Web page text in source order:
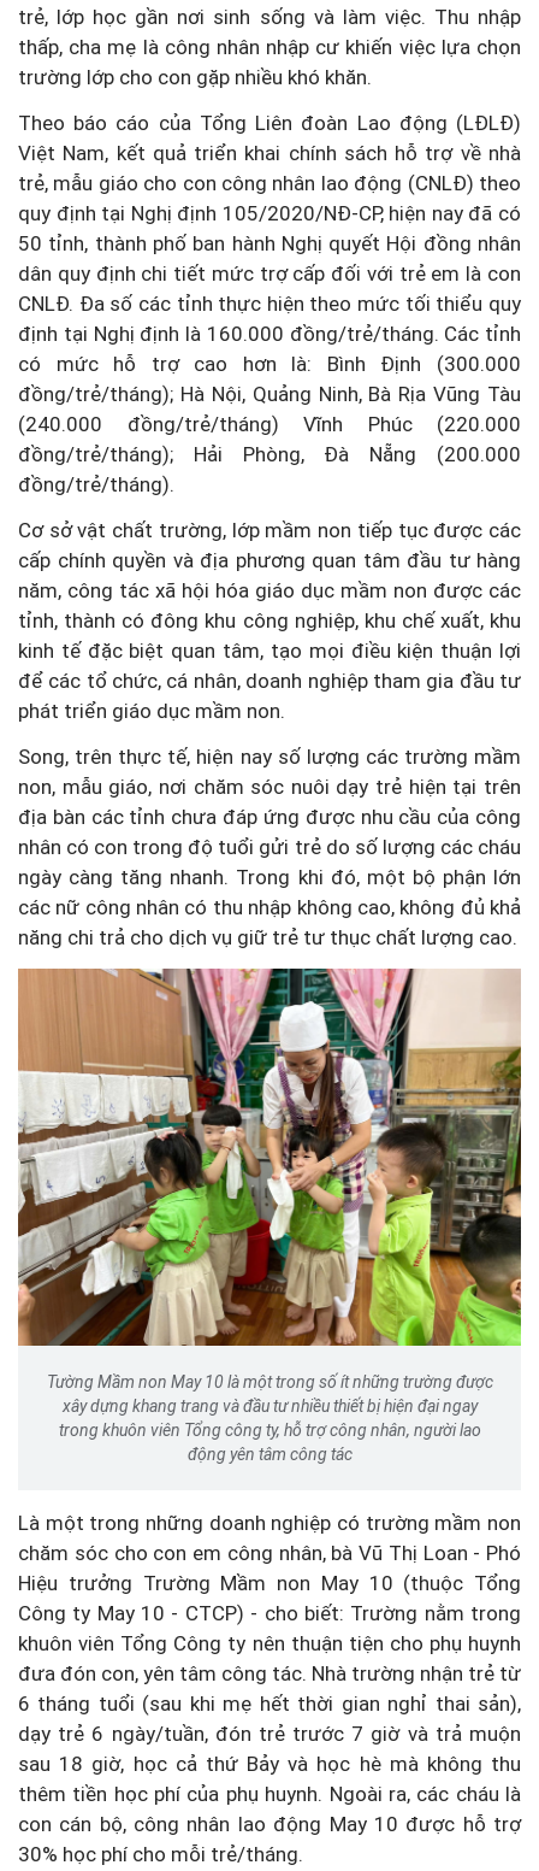
trẻ, lớp học gần nơi sinh sống và làm việc. Thu nhập
thấp, cha mẹ là công nhân nhập cư khiến việc lựa chọn
trường lớp cho con gặp nhiều khó khăn.
Theo báo cáo của Tổng Liên đoàn Lao động (LĐLĐ)
Việt Nam, kết quả triển khai chính sách hỗ trợ về nhà
trẻ, mẫu giáo cho con công nhân lao động (CNLĐ) theo
quy định tại Nghị định 105/2020/NĐ-CP, hiện nay đã có
50 tỉnh, thành phố ban hành Nghị quyết Hội đồng nhân
dân quy định chi tiết mức trợ cấp đối với trẻ em là con
CNLĐ. Đa số các tỉnh thực hiện theo mức tối thiểu quy
định tại Nghị định là 160.000 đồng/trẻ/tháng. Các tỉnh
có mức hỗ trợ cao hơn là: Bình Định (300.000
đồng/trẻ/tháng); Hà Nội, Quảng Ninh, Bà Rịa Vũng Tàu
(240.000 đồng/trẻ/tháng) Vĩnh Phúc (220.000
đồng/trẻ/tháng); Hải Phòng, Đà Nẵng (200.000
đồng/trẻ/tháng).
Cơ sở vật chất trường, lớp mầm non tiếp tục được các
cấp chính quyền và địa phương quan tâm đầu tư hàng
năm, công tác xã hội hóa giáo dục mầm non được các
tỉnh, thành có đông khu công nghiệp, khu chế xuất, khu
kinh tế đặc biệt quan tâm, tạo mọi điều kiện thuận lợi
để các tổ chức, cá nhân, doanh nghiệp tham gia đầu tư
phát triển giáo dục mầm non.
Song, trên thực tế, hiện nay số lượng các trường mầm
non, mẫu giáo, nơi chăm sóc nuôi dạy trẻ hiện tại trên
địa bàn các tỉnh chưa đáp ứng được nhu cầu của công
nhân có con trong độ tuổi gửi trẻ do số lượng các cháu
ngày càng tăng nhanh. Trong khi đó, một bộ phận lớn
các nữ công nhân có thu nhập không cao, không đủ khả
năng chi trả cho dịch vụ giữ trẻ tư thục chất lượng cao.
Tường Mầm non May 10 là một trong số ít những trường được
xây dựng khang trang và đầu tư nhiều thiết bị hiện đại ngay
trong khuôn viên Tổng công ty, hỗ trợ công nhân, người lao
động yên tâm công tác
Là một trong những doanh nghiệp có trường mầm non
chăm sóc cho con em công nhân, bà Vũ Thị Loan - Phó
Hiệu trưởng Trường Mầm non May 10 (thuộc Tổng
Công ty May 10 - CTCP) - cho biết: Trường nằm trong
khuôn viên Tổng Công ty nên thuận tiện cho phụ huynh
đưa đón con, yên tâm công tác. Nhà trường nhận trẻ từ
6 tháng tuổi (sau khi mẹ hết thời gian nghỉ thai sản),
dạy trẻ 6 ngày/tuần, đón trẻ trước 7 giờ và trả muộn
sau 18 giờ, học cả thứ Bảy và học hè mà không thu
thêm tiền học phí của phụ huynh. Ngoài ra, các cháu là
con cán bộ, công nhân lao động May 10 được hỗ trợ
30% học phí cho mỗi trẻ/tháng.